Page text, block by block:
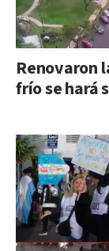
Renovaron
frío se hará